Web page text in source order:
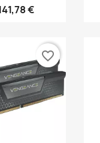
€
favorite_border